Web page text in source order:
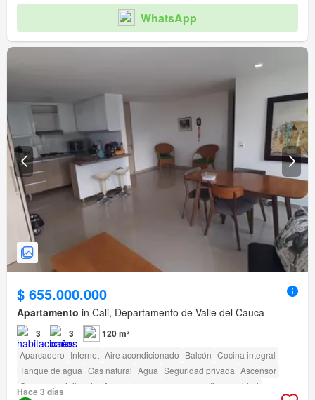
WhatsApp
$ 655.000.000
Apartamento in Cali, Departamento de Valle del Cauca
3 3 120 m²
Aparcadero Internet Aire acondicionado Balcón Cocina integral
Tanque de agua Gas natural Agua Seguridad privada Ascensor
Caseta de vigilancia
Acceso para personas con discapacidad
Hace 3 días